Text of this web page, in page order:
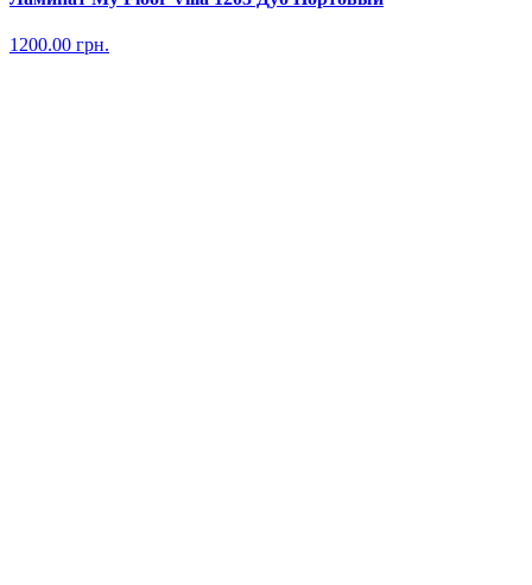
1200.00 грн.